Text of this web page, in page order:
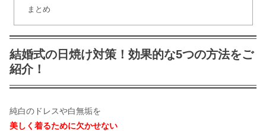
に肌見せする方法とは？
結婚式までにニキビ跡の色素沈着を隠
まとめ
結婚式の日焼け対策！効果的な5つの方法をご
紹介！
純白のドレスや白無垢を
美しく着るために欠かせない